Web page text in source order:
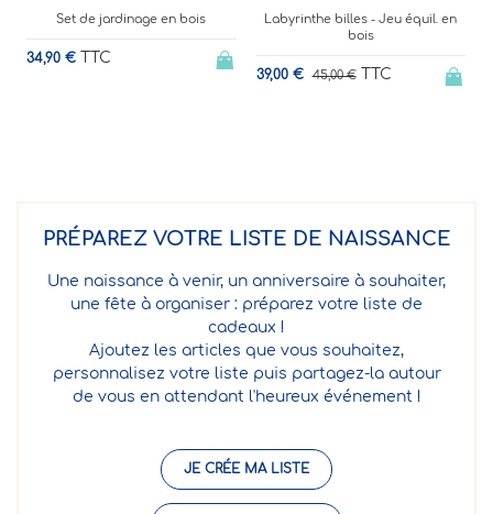
Labyrinthe billes - Jeu équil. en
Mes 1ers camions trains - coffret
duo
26,50 € TTC
PRÉPAREZ VOTRE LISTE DE NAISSANCE
Une naissance à venir, un anniversaire à souhaiter,
une fête à organiser : préparez votre liste de
cadeaux !
Ajoutez les articles que vous souhaitez,
personnalisez votre liste puis partagez-la autour
de vous en attendant l'heureux événement !
JE CRÉE MA LISTE